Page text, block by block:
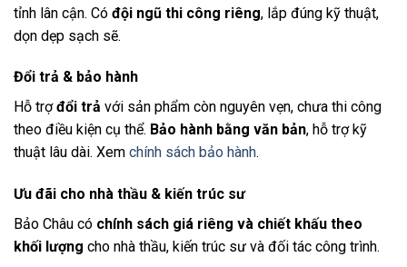
tỉnh lân cận. Có đội ngũ thi công riêng, lắp đúng kỹ thuật,
dọn dẹp sạch sẽ.
Đổi trả & bảo hành
Hỗ trợđổi trả với sản phẩm còn nguyên vẹn, chưa thi công
theo điều kiện cụ thể. Bảo hành bằng văn bản, hỗ trợ kỹ
thuật lâu dài. Xem chính sách bảo hành.
Ưu đãi cho nhà thầu & kiến trúc sư
Bảo Châu có chính sách giá riêng và chiết khấu theo
khối lượng cho nhà thầu, kiến trúc sư và đối tác công trình.